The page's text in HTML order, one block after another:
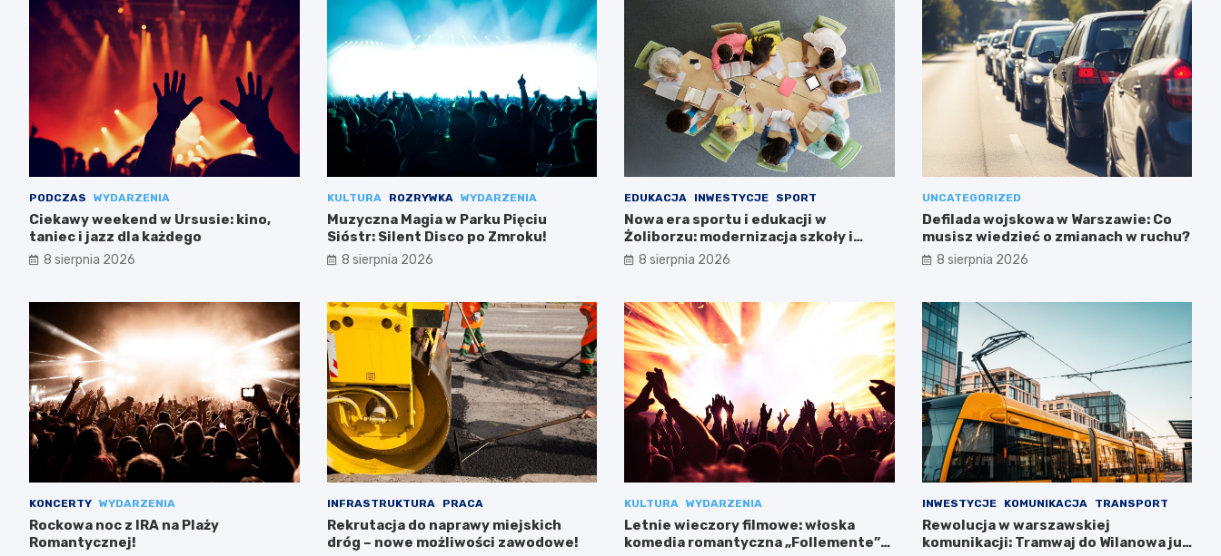
PODCZAS WYDARZENIA
Ciekawy weekend w Ursusie: kino,
taniec i jazz dla każdego
8 sierpnia 2026
KULTURA ROZRYWKA WYDARZENIA
Muzyczna Magia w Parku Pięciu
Sióstr: Silent Disco po Zmroku!
8 sierpnia 2026
EDUKACJA INWESTYCJE SPORT
Nowa era sportu i edukacji w
Żoliborzu: modernizacja szkoły i
boiska
8 sierpnia 2026
UNCATEGORIZED
Defilada wojskowa w Warszawie: Co
musisz wiedzieć o zmianach w ruchu?
8 sierpnia 2026
KONCERTY WYDARZENIA
Rockowa noc z IRA na Plaży
Romantycznej!
INFRASTRUKTURA PRACA
Rekrutacja do naprawy miejskich
dróg – nowe możliwości zawodowe!
KULTURA WYDARZENIA
Letnie wieczory filmowe: włoska
komedia romantyczna „Follemente”
INWESTYCJE KOMUNIKACJA TRANSPORT
Rewolucja w warszawskiej
komunikacji: Tramwaj do Wilanowa już